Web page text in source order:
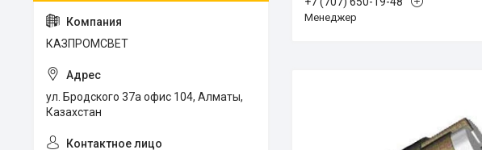
Менеджер
КАЗПРОМСВЕТ
ул. Бродского 37а офис 104, Алматы,
Казахстан